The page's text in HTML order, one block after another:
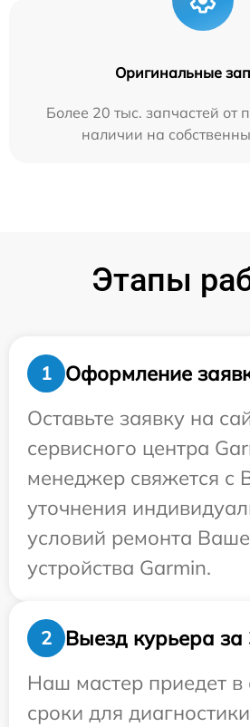
Оригинальные
Более 20 тыс. запчастей от
наличии на
Этапы
1
Оформление
Оставьте заявку на
сервисного центра
менеджер свяжется с
уточнения
условий ремонта
устройства Garmin.
2
Выезд курьера за
Наш мастер приедет в
сроки для